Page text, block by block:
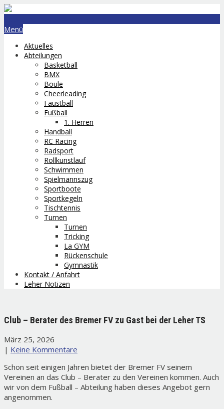
Menü
Aktuelles
Abteilungen
Basketball
BMX
Boule
Cheerleading
Faustball
Fußball
1. Herren
Handball
RC Racing
Radsport
Rollkunstlauf
Schwimmen
Spielmannszug
Sportboote
Sportkegeln
Tischtennis
Turnen
Turnen
Tricking
La GYM
Rückenschule
Gymnastik
Kontakt / Anfahrt
Leher Notizen
Club – Berater des Bremer FV zu Gast bei der Leher TS
März 25, 2026
| Keine Kommentare
Schon seit einigen Jahren bietet der Bremer FV seinem
Vereinen an das Club – Berater zu den Vereinen kommen. Auch
wir von dem Fußball – Abteilung haben dieses Angebot gern
angenommen.